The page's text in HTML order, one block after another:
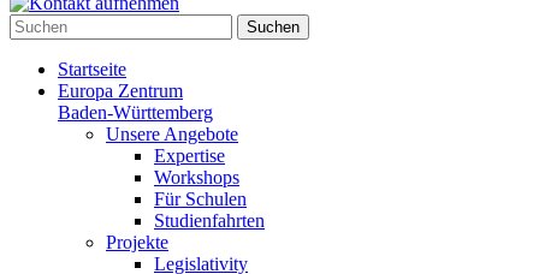
Suchen
Startseite
Europa Zentrum
Baden-Württemberg
Unsere Angebote
Expertise
Workshops
Für Schulen
Studienfahrten
Projekte
Legislativity